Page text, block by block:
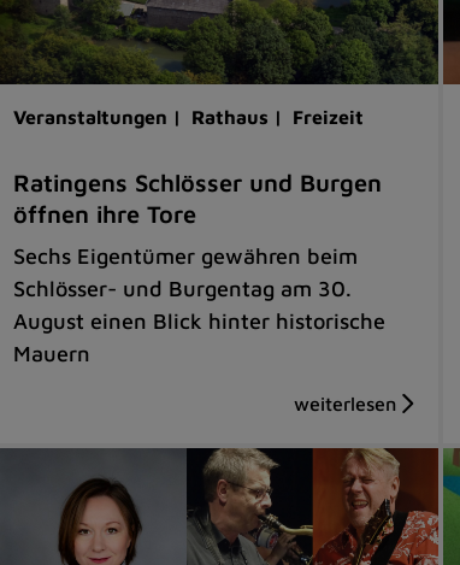
Veranstaltungen | Rathaus | Freizeit
Ratingens Schlösser und Burgen
öffnen ihre Tore
Sechs Eigentümer gewähren beim
Schlösser- und Burgentag am 30.
August einen Blick hinter historische
Mauern